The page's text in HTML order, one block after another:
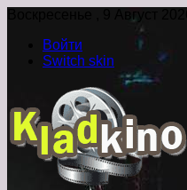
Воскресенье , 9 Август 2026
Войти
Switch skin